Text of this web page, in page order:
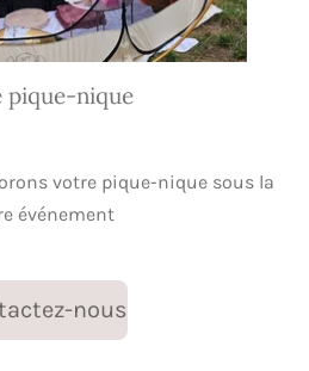
pique-nique
votre pique-nique sous la
événement
nous